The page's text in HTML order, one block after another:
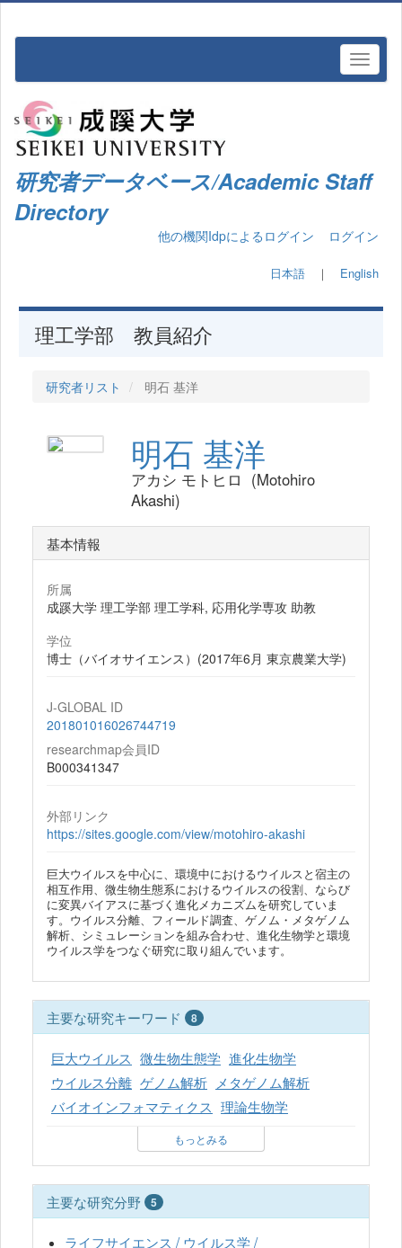
研究者データベース/Academic Staff
Directory
他の機関Idpによるログイン ログイン
日本語 ｜ English
理工学部 教員紹介
研究者リスト 明石 基洋
明石 基洋
アカシ モトヒロ (Motohiro
Akashi)
基本情報
所属
成蹊大学 理工学部 理工学科, 応用化学専攻 助教
学位
博士（バイオサイエンス）(2017年6月 東京農業大学)
J-GLOBAL ID
201801016026744719
researchmap会員ID
B000341347
外部リンク
https://sites.google.com/view/motohiro-akashi
巨大ウイルスを中心に、環境中におけるウイルスと宿主の
相互作用、微生物生態系におけるウイルスの役割、ならび
に変異バイアスに基づく進化メカニズムを研究していま
す。ウイルス分離、フィールド調査、ゲノム・メタゲノム
解析、シミュレーションを組み合わせ、進化生物学と環境
ウイルス学をつなぐ研究に取り組んでいます。
主要な研究キーワード 8
巨大ウイルス 微生物生態学 進化生物学
ウイルス分離 ゲノム解析 メタゲノム解析
バイオインフォマティクス 理論生物学
もっとみる
主要な研究分野 5
ライフサイエンス / ウイルス学 /